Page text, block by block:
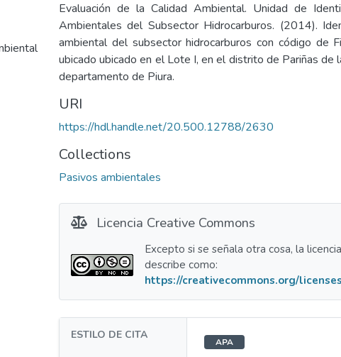
Evaluación de la Calidad Ambiental. Unidad de
Ambientales del Subsector Hidrocarburos. (2014).
ambiental del subsector hidrocarburos con código de
ubicado ubicado en el Lote I, en el distrito de Pariñas de
departamento de Piura.
URI
https://hdl.handle.net/20.500.12788/2630
Collections
Pasivos ambientales
Licencia Creative Commons
Excepto si se señala otra cosa, la
describe como:
https://creativecommons.org/
ESTILO DE CITA
APA